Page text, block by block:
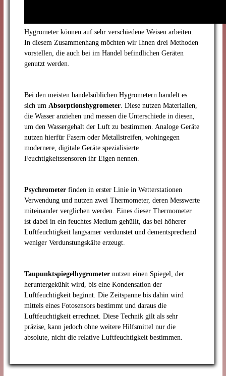
Hygrometer können auf sehr verschiedene Weisen arbeiten.
In diesem Zusammenhang möchten wir Ihnen drei Methoden
vorstellen, die auch bei im Handel befindlichen Geräten
genutzt werden.
Bei den meisten handelsüblichen Hygrometern handelt es
sich um Absorptionshygrometer. Diese nutzen Materialien,
die Wasser anziehen und messen die Unterschiede in diesen,
um den Wassergehalt der Luft zu bestimmen. Analoge Geräte
nutzen hierfür Fasern oder Metallstreifen, wohingegen
modernere, digitale Geräte spezialisierte
Feuchtigkeitssensoren ihr Eigen nennen.
Psychrometerfinden in erster Linie in Wetterstationen
Verwendung und nutzen zwei Thermometer, deren Messwerte
miteinander verglichen werden. Eines dieser Thermometer
ist dabei in ein feuchtes Medium gehüllt, das bei höherer
Luftfeuchtigkeit langsamer verdunstet und dementsprechend
weniger Verdunstungskälte erzeugt.
Taupunktspiegelhygrometernutzen einen Spiegel, der
heruntergekühlt wird, bis eine Kondensation der
Luftfeuchtigkeit beginnt. Die Zeitspanne bis dahin wird
mittels eines Fotosensors bestimmt und daraus die
Luftfeuchtigkeit errechnet. Diese Technik gilt als sehr
präzise, kann jedoch ohne weitere Hilfsmittel nur die
absolute, nicht die relative Luftfeuchtigkeit bestimmen.